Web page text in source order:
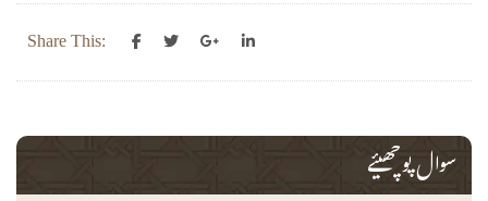
Share This:
سوال پوچھیئے